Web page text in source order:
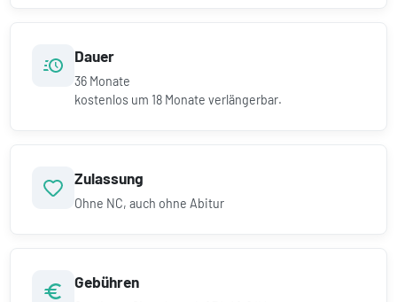
Dauer
36 Monate
kostenlos um 18 Monate verlängerbar.
Zulassung
Ohne NC, auch ohne Abitur
Gebühren